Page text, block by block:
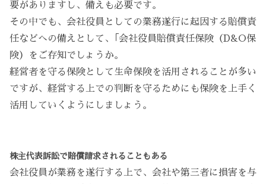
要がありますし、備えも必要です。
その中でも、会社役員としての業務遂行に起因する賠償責
任などへの備えとして、｢会社役員賠償責任保険（D&O保
険）をご存知でしょうか。
経営者を守る保険として生命保険を活用されることが多い
ですが、経営する上での判断を守るためにも保険を上手く
活用していくようにしましょう。
株主代表訴訟で賠償請求されることもある
会社役員が業務を遂行する上で、会社や第三者に損害を与